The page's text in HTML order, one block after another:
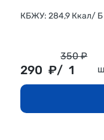
КБЖУ: 284,9 Ккал/ Б
350 ₽
290 ₽/ 1